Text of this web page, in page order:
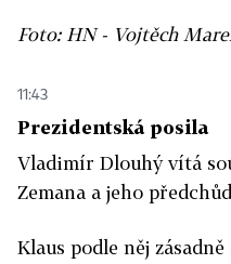
Foto: HN - Vojtěch
11:43
Prezidentská posila
Vladimír Dlouhý vítá
Zemana a jeho
Klaus podle něj